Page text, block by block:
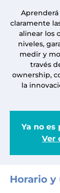
claramente
alinear los
niveles,
medir y
través
ownership,
la
Ya no es
Ver
Horario y